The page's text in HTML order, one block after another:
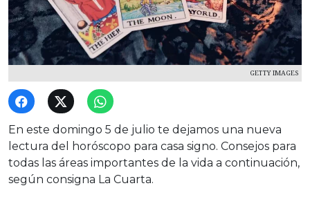
GETTY IMAGES
En este domingo 5 de julio te dejamos una nueva
lectura del horóscopo para casa signo. Consejos para
todas las áreas importantes de la vida a continuación,
según consigna La Cuarta.